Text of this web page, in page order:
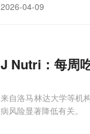
2026-04-09
J Nutri：每周
来自洛马林达大学等机
病风险显著降低有关。